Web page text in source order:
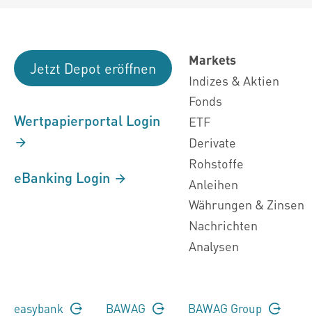
Jetzt Depot eröffnen
Wertpapierportal Login
eBanking Login
Markets
Indizes & Aktien
Fonds
ETF
Derivate
Rohstoffe
Anleihen
Währungen & Zinsen
Nachrichten
Analysen
easybank BAWAG BAWAG Group